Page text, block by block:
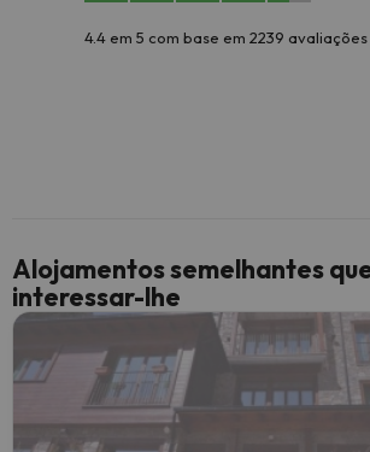
4.4 em 5 com base em 2239 avaliações
Alojamentos semelhantes
interessar-lhe